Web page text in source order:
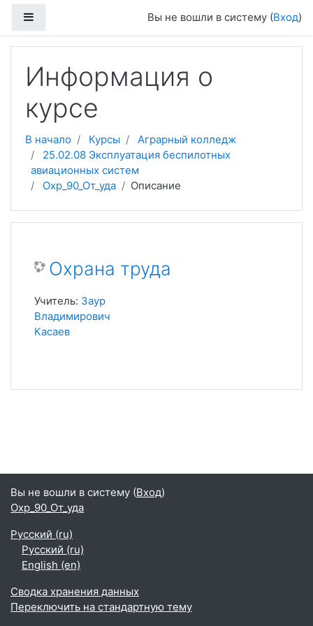
Вы не вошли в систему (Вход)
Информация о
курсе
В начало Курсы
Аграрный колледж
25.02.08 Эксплуатация беспилотных
авиационных систем
Охр_90_От_уда
Описание
Охрана труда
Учитель: Заур
Владимирович
Касаев
Вы не вошли в систему (Вход)
Охр_90_От_уда
Русский ‎(ru)‎
Русский ‎(ru)‎
English ‎(en)‎
Сводка хранения данных
Переключить на стандартную тему